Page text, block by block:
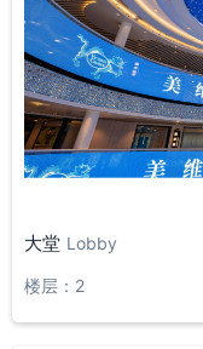
大堂 Lobby
楼层：2